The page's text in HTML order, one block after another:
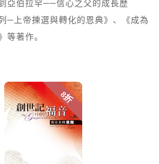
亞伯拉罕──信心之父的成長歷
─上帝揀選與轉化的恩典》、《成為
等著作。